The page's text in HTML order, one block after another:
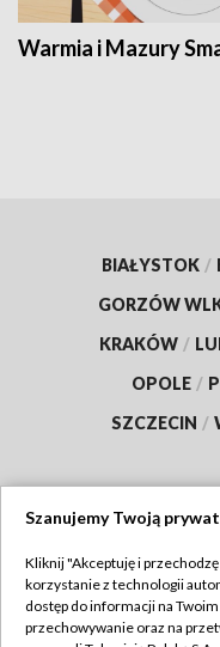
Warmia i Mazury
BIAŁYSTOK /
GORZÓW
KRAKÓW /
OPOLE /
SZCZECIN /
Abonament TVP
Szanujemy Twoją
Kliknij "Akceptuję i
korzystanie z technologii
dostęp do informacji na
przechowywanie oraz na